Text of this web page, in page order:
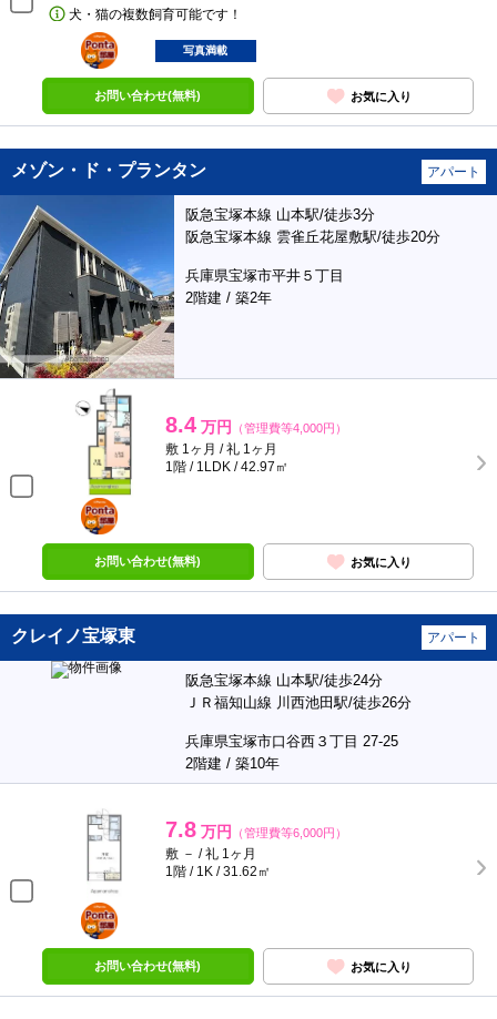
犬・猫の複数飼育可能です！
ポンタ
部屋
写真満載
お問い合わせ(無料) お気に入り
メゾン・ド・プランタン アパート
阪急宝塚本線 山本駅/徒歩3分
阪急宝塚本線 雲雀丘花屋敷駅/徒歩20分
兵庫県宝塚市平井５丁目
2階建 / 築2年
8.4 万円 （管理費等4,000円）
敷 1ヶ月 / 礼 1ヶ月
1階 / 1LDK / 42.97㎡
ポンタ
部屋
お問い合わせ(無料) お気に入り
クレイノ宝塚東 アパート
阪急宝塚本線 山本駅/徒歩24分
ＪＲ福知山線 川西池田駅/徒歩26分
兵庫県宝塚市口谷西３丁目 27-25
2階建 / 築10年
7.8 万円 （管理費等6,000円）
敷 － / 礼 1ヶ月
1階 / 1K / 31.62㎡
ポンタ
部屋
お問い合わせ(無料) お気に入り